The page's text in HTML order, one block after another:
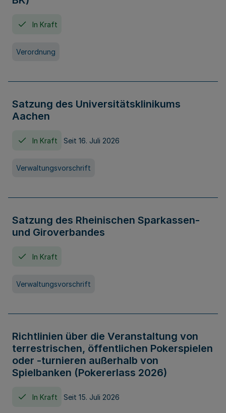
In Kraft
Verordnung
Satzung des Universitätsklinikums
Aachen
In Kraft Seit 16. Juli 2026
Verwaltungsvorschrift
Satzung des Rheinischen Sparkassen-
und Giroverbandes
In Kraft
Verwaltungsvorschrift
Richtlinien über die Veranstaltung von
terrestrischen, öffentlichen Pokerspielen
oder -turnieren außerhalb von
Spielbanken (Pokererlass 2026)
In Kraft Seit 15. Juli 2026